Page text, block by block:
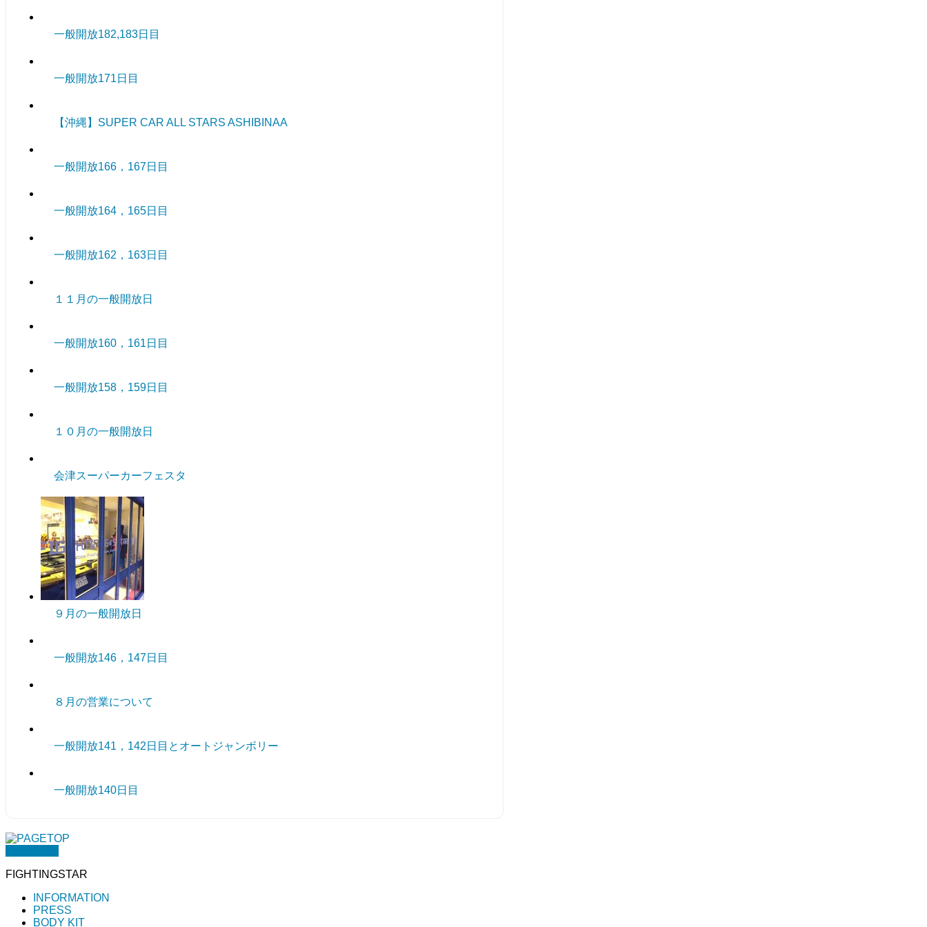
一般開放182,183日目
一般開放171日目
【沖縄】SUPER CAR ALL STARS ASHIBINAA
一般開放166，167日目
一般開放164，165日目
一般開放162，163日目
１１月の一般開放日
一般開放160，161日目
一般開放158，159日目
１０月の一般開放日
会津スーパーカーフェスタ
９月の一般開放日
一般開放146，147日目
８月の営業について
一般開放141，142日目とオートジャンボリー
一般開放140日目
FIGHTINGSTAR
INFORMATION
PRESS
BODY KIT